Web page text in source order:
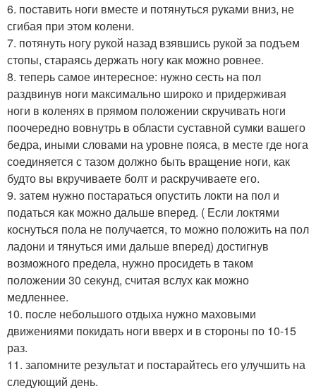
6. поставить ноги вместе и потянуться руками вниз, не
сгибая при этом колени.
7. потянуть ногу рукой назад взявшись рукой за подъем
стопы, стараясь держать ногу как можно ровнее.
8. теперь самое интересное: нужно сесть на пол
раздвинув ноги максимально широко и придерживая
ноги в коленях в прямом положении скручивать ноги
поочередно вовнутрь в области суставной сумки вашего
бедра, иными словами на уровне пояса, в месте где нога
соединяется с тазом должно быть вращение ноги, как
будто вы вкручиваете болт и раскручиваете его.
9. затем нужно постараться опустить локти на пол и
податься как можно дальше вперед. ( Если локтями
коснуться пола не получается, то можно положить на пол
ладони и тянуться ими дальше вперед) достигнув
возможного предела, нужно просидеть в таком
положении 30 секунд, считая вслух как можно
медленнее.
10. после небольшого отдыха нужно маховыми
движениями покидать ноги вверх и в стороны по 10-15
раз.
11. запомните результат и постарайтесь его улучшить на
следующий день.